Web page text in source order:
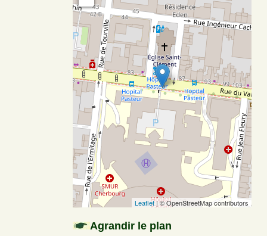
Leaflet| © OpenStreetMap contributors
Agrandir le plan